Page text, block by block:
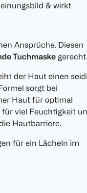
& wirkt
Ansprüche. Diesen
Tuchmaske gerecht.
der Haut einen
sorgt bei
Haut für optimal
für viel Feuchtigkeit
Hautbarriere.
für ein Lächeln im